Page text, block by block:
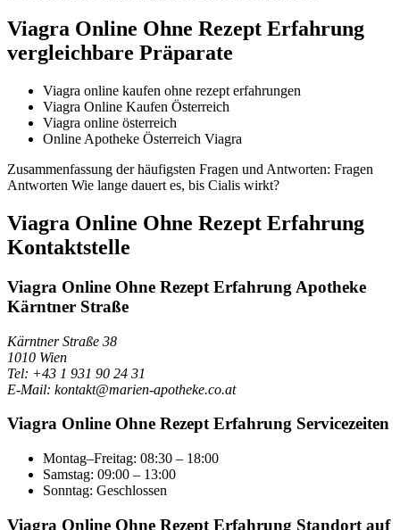
Viagra Online Ohne Rezept Erfahrung
vergleichbare Präparate
Viagra online kaufen ohne rezept erfahrungen
Viagra Online Kaufen Österreich
Viagra online österreich
Online Apotheke Österreich Viagra
Zusammenfassung der häufigsten Fragen und Antworten: Fragen
Antworten Wie lange dauert es, bis Cialis wirkt?
Viagra Online Ohne Rezept Erfahrung
Kontaktstelle
Viagra Online Ohne Rezept Erfahrung Apotheke
Kärntner Straße
Kärntner Straße 38
1010 Wien
Tel: +43 1 931 90 24 31
E-Mail: kontakt@marien-apotheke.co.at
Viagra Online Ohne Rezept Erfahrung Servicezeiten
Montag–Freitag: 08:30 – 18:00
Samstag: 09:00 – 13:00
Sonntag: Geschlossen
Viagra Online Ohne Rezept Erfahrung Standort auf